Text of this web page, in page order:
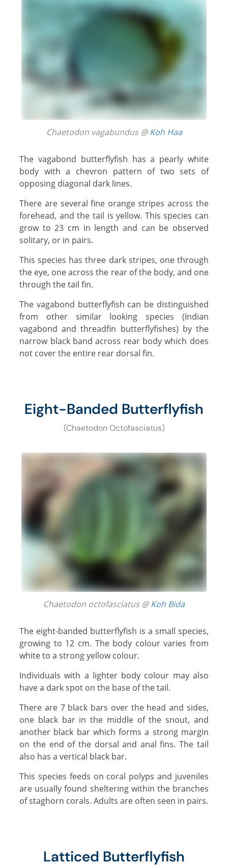
Chaetodon vagabundus @Koh Haa
The vagabond butterflyfish has a pearly white
body with a chevron pattern of two sets of
opposing diagonal dark lines.
There are several fine orange stripes across the
forehead, and the tail is yellow. This species can
grow to 23 cm in length and can be observed
solitary, or in pairs.
This species has three dark stripes, one through
the eye, one across the rear of the body, and one
through the tail fin.
The vagabond butterflyfish can be distinguished
from other similar looking species (Indian
vagabond and threadfin butterflyfishes) by the
narrow black band across rear body which does
not cover the entire rear dorsal fin.
Eight-Banded Butterflyfish
(Chaetodon Octofasciatus)
Chaetodon octofasciatus @Koh Bida
The eight-banded butterflyfish is a small species,
growing to 12 cm. The body colour varies from
white to a strong yellow colour.
Individuals with a lighter body colour may also
have a dark spot on the base of the tail.
There are 7 black bars over the head and sides,
one black bar in the middle of the snout, and
another black bar which forms a strong margin
on the end of the dorsal and anal fins. The tail
also has a vertical black bar.
This species feeds on coral polyps and juveniles
are usually found sheltering within the branches
of staghorn corals. Adults are often seen in pairs.
Latticed Butterflyfish